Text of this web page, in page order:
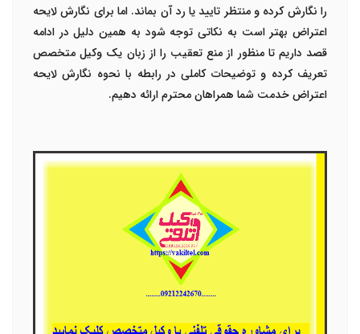
را نگارش کرده و منتظر تایید یا رد آن بماند. اما برای نگارش لایحه
اعتراض بهتر است به نکاتی توجه شود به همین دلیل در ادامه
قصد داریم تا منظور از منع تعقیب را از زبان یک وکیل متخصص
تعریف کرده و توضیحات کاملی در رابطه با نحوه نگارش لایحه
اعتراض خدمت شما همراهان محترم ارائه دهیم.